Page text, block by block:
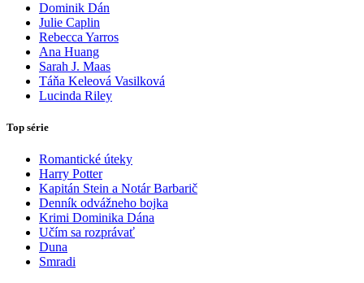
Dominik Dán
Julie Caplin
Rebecca Yarros
Ana Huang
Sarah J. Maas
Táňa Keleová Vasilková
Lucinda Riley
Top série
Romantické úteky
Harry Potter
Kapitán Stein a Notár Barbarič
Denník odvážneho bojka
Krimi Dominika Dána
Učím sa rozprávať
Duna
Smradi